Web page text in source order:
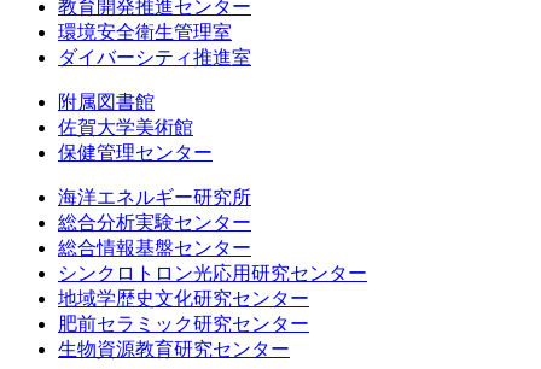
教育開発推進センター
環境安全衛生管理室
ダイバーシティ推進室
附属図書館
佐賀大学美術館
保健管理センター
海洋エネルギー研究所
総合分析実験センター
総合情報基盤センター
シンクロトロン光応用研究センター
地域学歴史文化研究センター
肥前セラミック研究センター
生物資源教育研究センター